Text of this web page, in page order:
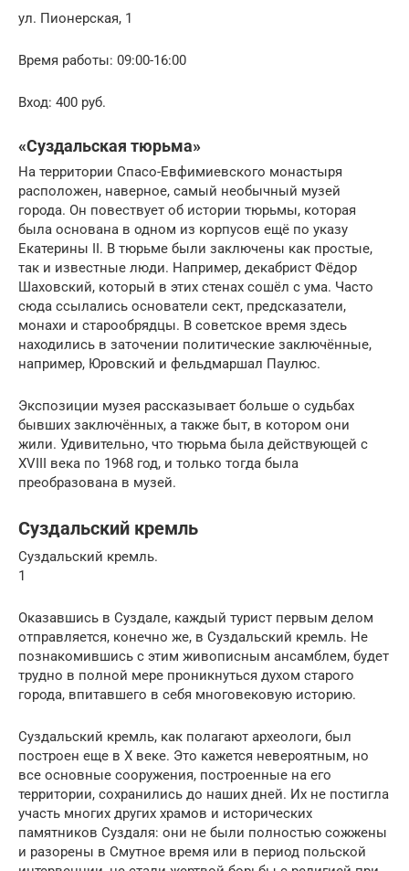
ул. Пионерская, 1
Время работы: 09:00-16:00
Вход: 400 руб.
«Суздальская тюрьма»
На территории Спасо-Евфимиевского монастыря
расположен, наверное, самый необычный музей
города. Он повествует об истории тюрьмы, которая
была основана в одном из корпусов ещё по указу
Екатерины II. В тюрьме были заключены как простые,
так и известные люди. Например, декабрист Фёдор
Шаховский, который в этих стенах сошёл с ума. Часто
сюда ссылались основатели сект, предсказатели,
монахи и старообрядцы. В советское время здесь
находились в заточении политические заключённые,
например, Юровский и фельдмаршал Паулюс.
Экспозиции музея рассказывает больше о судьбах
бывших заключённых, а также быт, в котором они
жили. Удивительно, что тюрьма была действующей с
XVIII века по 1968 год, и только тогда была
преобразована в музей.
Суздальский кремль
Суздальский кремль.
1
Оказавшись в Суздале, каждый турист первым делом
отправляется, конечно же, в Суздальский кремль. Не
познакомившись с этим живописным ансамблем, будет
трудно в полной мере проникнуться духом старого
города, впитавшего в себя многовековую историю.
Суздальский кремль, как полагают археологи, был
построен еще в X веке. Это кажется невероятным, но
все основные сооружения, построенные на его
территории, сохранились до наших дней. Их не постигла
участь многих других храмов и исторических
памятников Суздаля: они не были полностью сожжены
и разорены в Смутное время или в период польской